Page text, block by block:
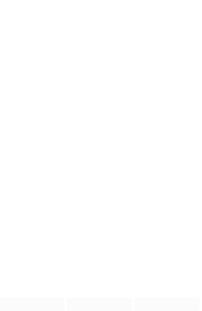
但他们
，他们的命运便注定要发生激烈的碰
怖。黄衣人是谁，他想要什么？Jade和Tabitha的揭示是否会成为
Valley, amid misguided corpor
科己帝国的无情敌对牧场。在南得克萨斯州，血
目的焦点。在经历了去年的丑闻后，球队终于重振旗鼓，而艾拉决
入白热化阶段，Corinium与Venturer之间的战争正迈入危险新阶段。
然